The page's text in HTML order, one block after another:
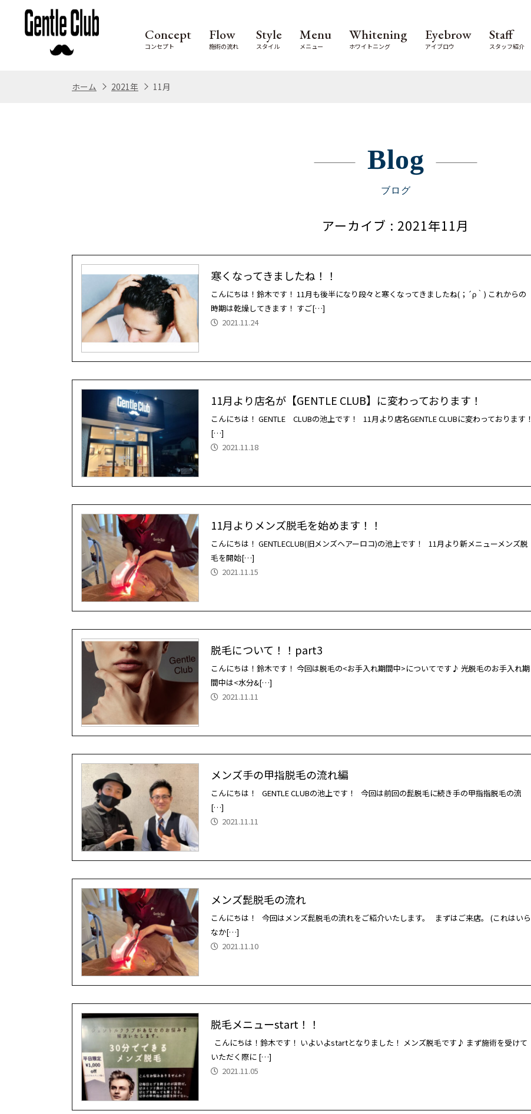
Concept
コンセプト
Flow
施術の流れ
Style
スタイル
Menu
メニュー
Whitening
ホワイトニング
Eyebrow
アイブロウ
Staff
スタッフ紹介
ホーム 2021年 11月
Blog
ブログ
アーカイブ : 2021年11月
寒くなってきましたね！！
こんにちは！鈴木です！ 11月も後半になり段々と寒くなってきましたね(；´ρ｀) これからの
時期は乾燥してきます！ すご[…]
2021.11.24
11月より店名が【GENTLE CLUB】に変わっております！
こんにちは！ GENTLE CLUBの池上です！ 11月より店名GENTLE CLUBに変わっております！
[…]
2021.11.18
11月よりメンズ脱毛を始めます！！
こんにちは！ GENTLECLUB(旧メンズヘアーロコ)の池上です！ 11月より新メニューメンズ脱
毛を開始[…]
2021.11.15
脱毛について！！part3
こんにちは！鈴木です！ 今回は脱毛の<お手入れ期間中>についてです♪ 光脱毛のお手入れ期
間中は<水分&[…]
2021.11.11
メンズ手の甲指脱毛の流れ編
こんにちは！ GENTLE CLUBの池上です！ 今回は前回の髭脱毛に続き手の甲指指脱毛の流
[…]
2021.11.11
メンズ髭脱毛の流れ
こんにちは！ 今回はメンズ髭脱毛の流れをご紹介いたします。 まずはご来店。 (これはいら
なか[…]
2021.11.10
脱毛メニューstart！！
こんにちは！鈴木です！ いよいよstartとなりました！ メンズ脱毛です♪ まず施術を受けて
いただく際に […]
2021.11.05